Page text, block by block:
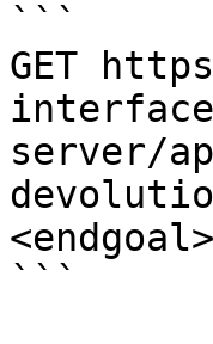
```
GET
server/
<endgoal>
```